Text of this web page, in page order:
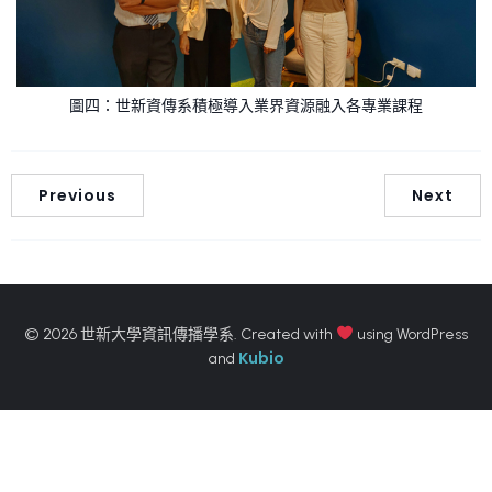
圖四：世新資傳系積極導入業界資源融入各專業課程
Previous Next
© 2026 世新大學資訊傳播學系. Created with
using WordPress
and Kubio